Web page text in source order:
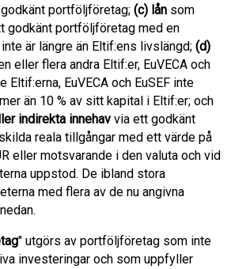
portföljföretag; (c) lån som
godkänt portföljföretag med en
är längre än Eltif:ens livslängd; (d)
eller flera andra Eltif:er, EuVECA och
Eltif:erna, EuVECA och EuSEF inte
än 10 % av sitt kapital i Eltif:er; och
indirekta innehav via ett godkänt
reala tillgångar med ett värde på
eller motsvarande i den valuta och vid
uppstod. De ibland stora
med flera av de nu angivna
" utgörs av portföljföretag som inte
investeringar och som uppfyller